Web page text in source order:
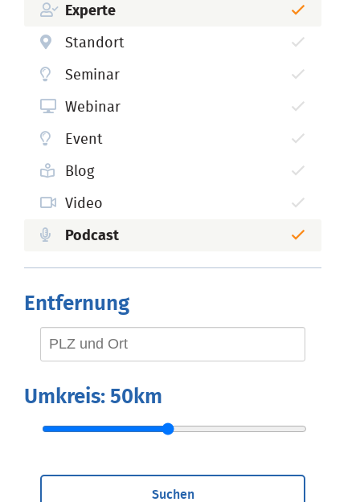
Experte
Standort
Seminar
Webinar
Event
Blog
Video
Podcast
Entfernung
Umkreis: 50km
Suchen